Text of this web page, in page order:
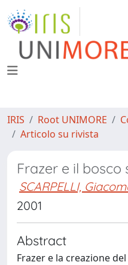
IRIS Root UNIMORE
Articolo su rivista
Frazer e il bosco
SCARPELLI,
2001
Abstract
Frazer e la creazione